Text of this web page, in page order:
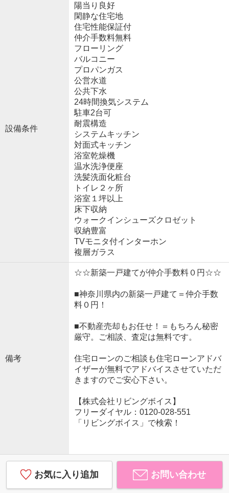
設備条件
陽当り良好
閑静な住宅地
住宅性能保証付
仲介手数料無料
フローリング
バルコニー
プロパンガス
公営水道
公共下水
24時間換気システム
駐車2台可
耐震構造
システムキッチン
対面式キッチン
浴室乾燥機
温水洗浄便座
洗髪洗面化粧台
トイレ２ヶ所
浴室１坪以上
床下収納
ウォークインシューズクロゼット
収納豊富
TVモニタ付インターホン
複層ガラス
備考
☆☆新築一戸建てが仲介手数料０円☆☆
■神奈川県内の新築一戸建て＝仲介手数
料０円！
■不動産売却もお任せ！＝もちろん秘密
厳守。ご相談、査定は無料です。
住宅ローンのご相談も住宅ローンアドバ
イザーが無料でアドバイスさせていただ
きますのでご安心下さい。
【株式会社リビングボイス】
フリーダイヤル：0120-028-551
「リビングボイス」で検索！
お気に入り追加 お問い合わせ